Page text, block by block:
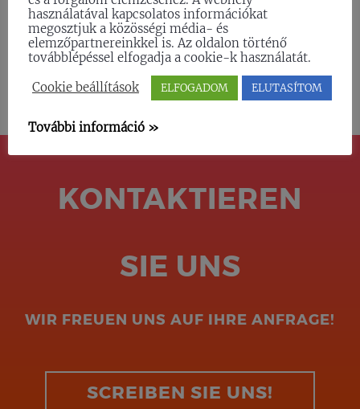
KONTAKTIEREN
SIE UNS
WIR FREUEN UNS AUF IHRE ANFRAGE!
SCREIBEN SIE UNS!
használatával kapcsolatos információkat
megosztjuk a közösségi média- és
elemzőpartnereinkkel is. Az oldalon történő
továbblépéssel elfogadja a cookie-k használatát.
Cookie beállítások ELFOGADOM ELUTASÍTOM
További információ »